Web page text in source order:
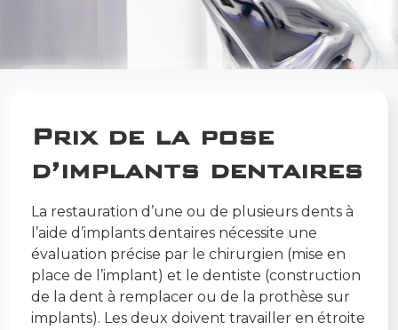
Prix de la pose
d’implants dentaires
La restauration d’une ou de plusieurs dents à
l’aide d’implants dentaires nécessite une
évaluation précise par le chirurgien (mise en
place de l’implant) et le dentiste (construction
de la dent à remplacer ou de la prothèse sur
implants). Les deux doivent travailler en étroite